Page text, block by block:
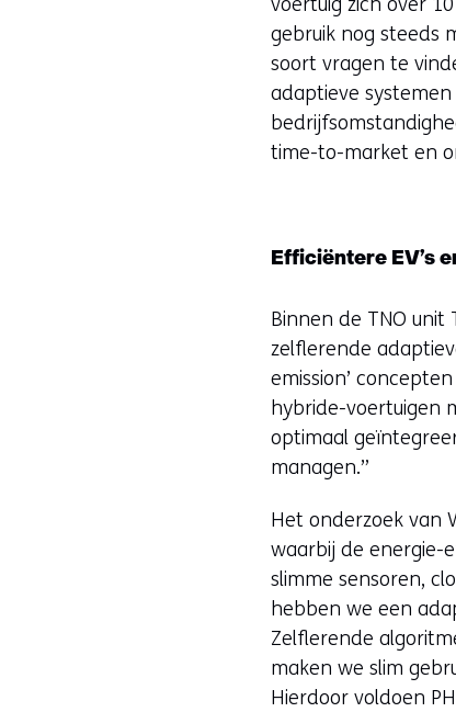
gebruik nog steeds
soort vragen te
adaptieve
time-to-market en
Efficiëntere EV’s
Binnen de TNO
zelflerende
emission’
hybride-voertuigen
optimaal
managen.”
Het onderzoek van
waarbij de energie-
slimme sensoren,
hebben we een
Zelflerende
maken we slim
Hierdoor voldoen